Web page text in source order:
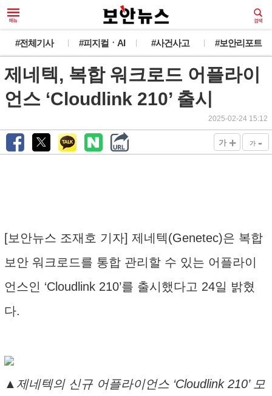
#전체기사 #피지컬ㆍAI #사건사고 #보안리포트
제네텍, 복합 워크로드 어플라이
언스 ‘Cloudlink 210’ 출시
2025-02-24 15:12
가 + 가 -
[보안뉴스 조재호 기자] 제네텍(Genetec)은 복합
보안 워크로드를 통합 관리할 수 있는 어플라이
언스인 ‘Cloudlink 210’를 출시했다고 24일 밝혔
다.
▲제네텍의 신규 어플라이언스 ‘Cloudlink 210’ 모